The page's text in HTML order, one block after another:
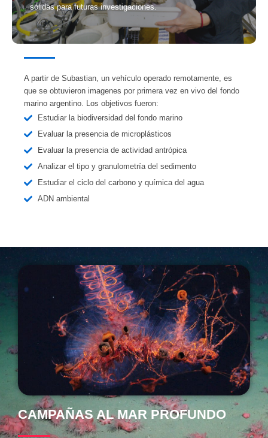
sólidas para futuras investigaciones.
A partir de Subastian, un vehículo operado remotamente, es
que se obtuvieron imagenes por primera vez en vivo del fondo
marino argentino. Los objetivos fueron:
Estudiar la biodiversidad del fondo marino
Evaluar la presencia de microplásticos
Evaluar la presencia de actividad antrópica
Analizar el tipo y granulometría del sedimento
Estudiar el ciclo del carbono y química del agua
ADN ambiental
CAMPAÑAS AL MAR PROFUNDO